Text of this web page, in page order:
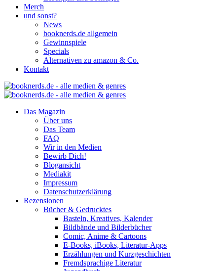
Merch
und sonst?
News
booknerds.de allgemein
Gewinnspiele
Specials
Alternativen zu amazon & Co.
Kontakt
Das Magazin
Über uns
Das Team
FAQ
Wir in den Medien
Bewirb Dich!
Blogansicht
Mediakit
Impressum
Datenschutzerklärung
Rezensionen
Bücher & Gedrucktes
Basteln, Kreatives, Kalender
Bildbände und Bilderbücher
Comic, Anime & Cartoons
E-Books, iBooks, Literatur-Apps
Erzählungen und Kurzgeschichten
Fremdsprachige Literatur